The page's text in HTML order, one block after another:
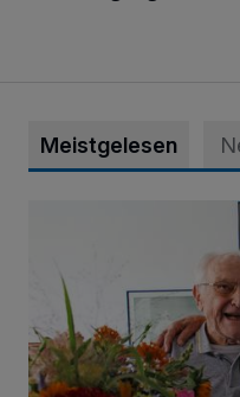
Meistgelesen
„Wir waren uns